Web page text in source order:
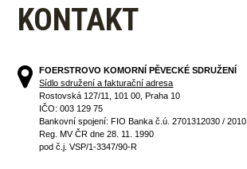
KONTAKT
FOERSTROVO KOMORNÍ PĚVECKÉ SDRUŽENÍ
Sídlo sdružení a fakturační adresa
Rostovská 127/11, 101 00, Praha 10
IČO: 003 129 75
Bankovní spojení: FIO Banka č.ú. 2701312030 / 2010
Reg. MV ČR dne 28. 11. 1990
pod č.j. VSP/1-3347/90-R